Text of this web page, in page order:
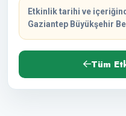
Etkinlik tarihi ve
Gaziantep Büyükşehir
Tüm